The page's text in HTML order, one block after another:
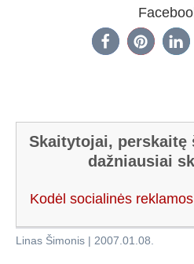
Skaitytojai,
dažniausiai
Kodėl socialinės
Linas Šimonis | 2007.01.08